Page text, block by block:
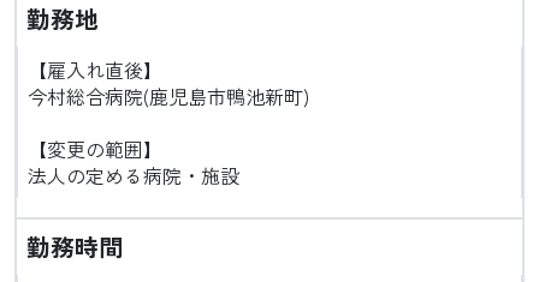
勤務地
【雇入れ直後】
今村総合病院(鹿児島市鴨池新町)
【変更の範囲】
法人の定める病院・施設
勤務時間